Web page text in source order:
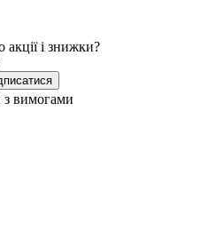
і знижки?
з вимогами